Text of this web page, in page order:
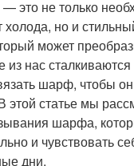
это не только
но и
может
из нас
шарф, чтобы
этой статье мы
шарфа,
и чувствовать
дни.